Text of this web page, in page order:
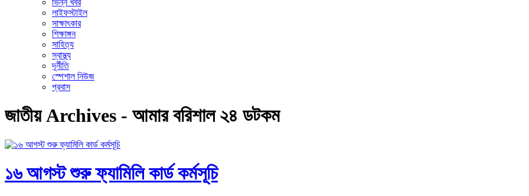
ভিন্ন খবর
লাইফস্টাইল
সাক্ষাৎকার
শিক্ষাঙ্গন
সাহিত্য
স্বাস্থ্য
দূর্নীতি
স্পেশাল নিউজ
প্রবাস
জাতীয় Archives - আমার বরিশাল ২৪ ডটকম
১৬ আগস্ট শুরু ফ্যামিলি কার্ড কর্মসূচি